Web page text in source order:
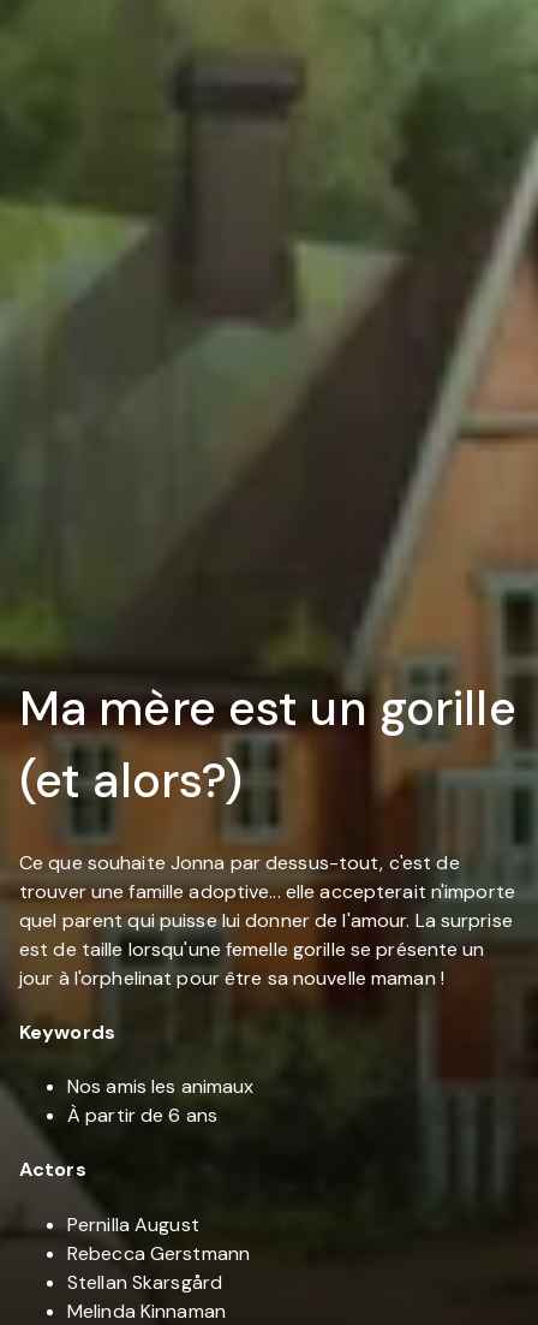
Ma mère est un gorille
(et alors?)
Ce que souhaite Jonna par dessus-tout, c'est de
trouver une famille adoptive... elle accepterait n'importe
quel parent qui puisse lui donner de l'amour. La surprise
est de taille lorsqu'une femelle gorille se présente un
jour à l'orphelinat pour être sa nouvelle maman !
Keywords
Nos amis les animaux
À partir de 6 ans
Actors
Pernilla August
Rebecca Gerstmann
Stellan Skarsgård
Melinda Kinnaman